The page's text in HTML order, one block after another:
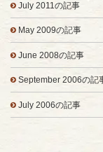
July 2011の記事
May 2009の記事
June 2008の記事
September 2006の記
July 2006の記事